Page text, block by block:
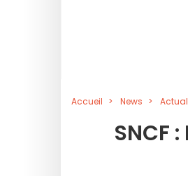
Accueil News
SNCF :